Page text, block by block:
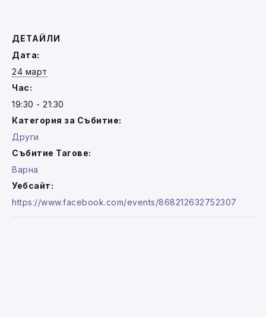
ДЕТАЙЛИ
Дата:
24 март
Час:
19:30 - 21:30
Категория за Събитие:
Други
Събитие Тагове:
Варна
Уебсайт:
https://www.facebook.com/events/868212632752307